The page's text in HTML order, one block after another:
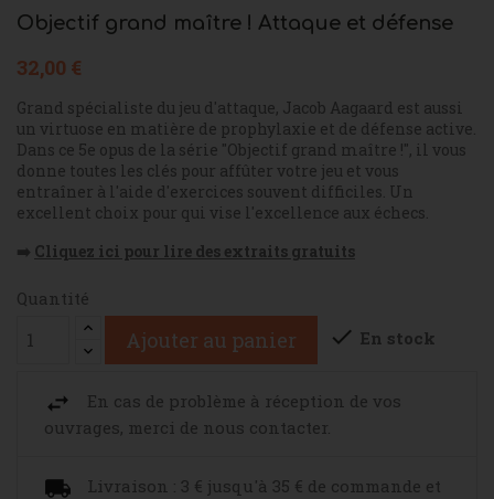
Objectif grand maître ! Attaque et défense
32,00 €
Grand spécialiste du jeu d'attaque, Jacob Aagaard est aussi
un virtuose en matière de prophylaxie et de défense active.
Dans ce 5e opus de la série "Objectif grand maître !", il vous
donne toutes les clés pour affûter votre jeu et vous
entraîner à l'aide d'exercices souvent difficiles. Un
excellent choix pour qui vise l'excellence aux échecs.
➡️ Cliquez ici pour lire des extraits gratuits
Quantité
Ajouter au panier  En stock
En cas de problème à réception de vos
ouvrages, merci de nous contacter.
Livraison : 3 € jusqu'à 35 € de commande et